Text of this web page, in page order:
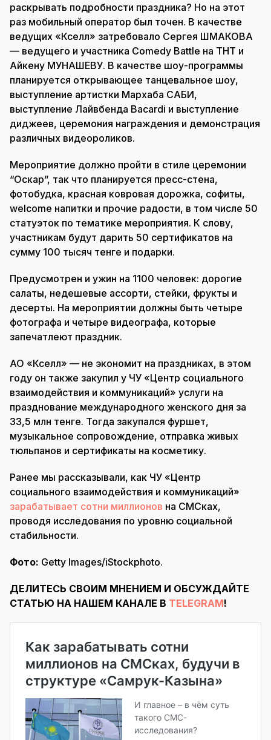
раскрывать подробности праздника? Но на этот
раз мобильный оператор был точен. В качестве
ведущих «Кселл» затребовало Сергея ШМАКОВА
— ведущего и участника Comedy Battle на ТНТ и
Айкену МУНАШЕВУ. В качестве шоу-программы
планируется открывающее танцевальное шоу,
выступление артистки Мархаба САБИ,
выступление Лайвбенда Bacardi и выступление
диджеев, церемония награждения и демонстрация
различных видеороликов.
Мероприятие должно пройти в стиле церемонии
“Оскар”, так что планируется пресс-стена,
фотобудка, красная ковровая дорожка, софиты,
welcome напитки и прочие радости, в том числе 50
статуэток по тематике мероприятия. К слову,
участникам будут дарить 50 сертификатов на
сумму 100 тысяч тенге и подарки.
Предусмотрен и ужин на 1100 человек: дорогие
салаты, недешевые ассорти, стейки, фрукты и
десерты. На мероприятии должны быть четыре
фотографа и четыре видеографа, которые
запечатлеют праздник.
АО «Кселл» — не экономит на праздниках, в этом
году он также закупил у ЧУ «Центр социального
взаимодействия и коммуникаций» услуги на
празднование международного женского дня за
33,5 млн тенге. Тогда закупался фуршет,
музыкальное сопровождение, отправка живых
тюльпанов и сертификаты на косметику.
Ранее мы рассказывали, как ЧУ «Центр
социального взаимодействия и коммуникаций»
зарабатывает сотни миллионов на СМСках,
проводя исследования по уровню социальной
стабильности.
Фото: Getty Images/iStockphoto.
ДЕЛИТЕСЬ СВОИМ МНЕНИЕМ И ОБСУЖДАЙТЕ
СТАТЬЮ НА НАШЕМ КАНАЛЕ В TELEGRAM!